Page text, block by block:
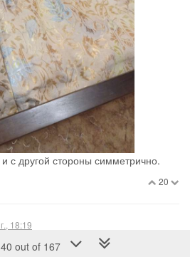
с другой стороны симметрично.
20
18:19
одинаковый)))
40 out of 167